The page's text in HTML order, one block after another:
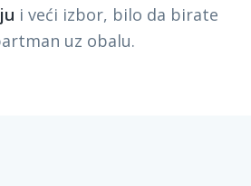
i veći izbor, bilo da birate
uz obalu.